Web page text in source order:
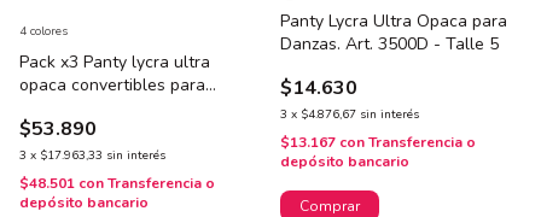
Pack x3 Panty lycra ultra
opaca convertibles para
$53.890
3 x $17.963,33 sin interés
$48.501 conTransferencia o
depósito bancario
4 colores
Panty Lycra Ultra Opaca para
Danzas. Art. 3500D - Talle 5
$14.630
3 x $4.876,67 sin interés
$13.167 conTransferencia o
depósito bancario
Comprar